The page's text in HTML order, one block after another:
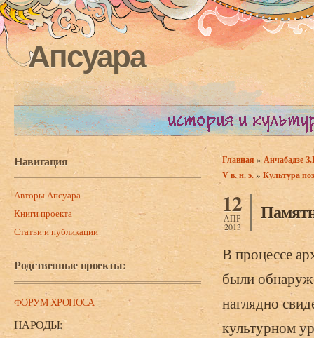
Апсуара
Навигация
Авторы Апсуара
Книги проекта
Статьи и публикации
Родственные проекты:
ФОРУМ ХРОНОСА
НАРОДЫ:
Вы здесь
Главная » Анчабадзе
V в. н. э.» Культура
12
АПР
2013
В процессе
были
наглядно
культурном